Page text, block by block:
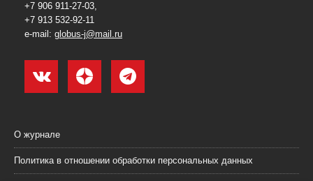
+7 906 911-27-03,
+7 913 532-92-11
e-mail: globus-j@mail.ru
О журнале
Политика в отношении обработки персональных данных